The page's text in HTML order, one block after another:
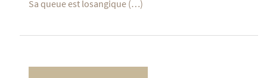
Sa queue est losangique (…)